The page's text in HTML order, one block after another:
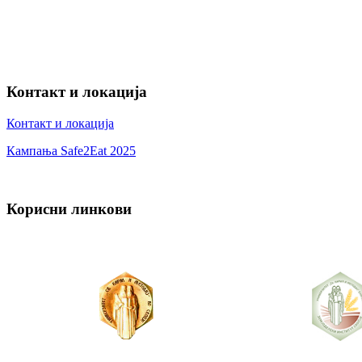
Контакт и локација
Контакт и локација
Кампања Safe2Eat 2025
Корисни линкови